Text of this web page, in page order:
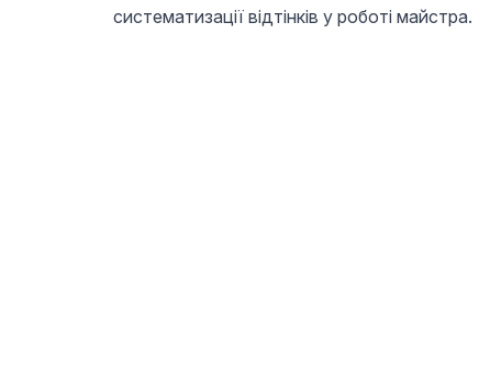
систематизації відтінків у роботі майстра.